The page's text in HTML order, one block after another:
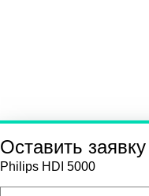
Оставить заявку
Philips HDI 5000